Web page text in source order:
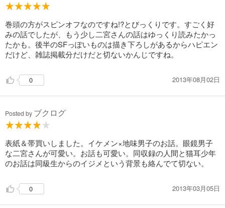
巻頭の方がスピンオフなのですね!?とびっくりです。すごく好
みの話でしたが、もう少し二宮さんの話はゆっくり読みたかっ
たかも。後半のSFっぽいものは描き下ろしがあるからハピエン
だけど、雑誌掲載分だけだと切ないかんじですね。
0 2013年08月02日
Posted by ブクログ
表紙＆帯買いしました。イケメン×地味男子のお話。眼鏡男子
な二宮さんが可愛い。お話も可愛い。同収録の人間と猫耳少年
のお話は同級生からのイジメという背景も絡んでて切ない。
0 2013年03月05日